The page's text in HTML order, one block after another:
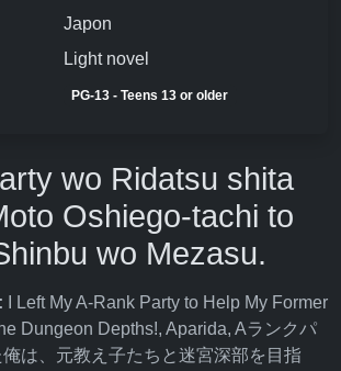
Japon
Light novel
PG-13 - Teens 13 or older
wo Ridatsu shita
Oshiego-tachi to
wo Mezasu.
I Left My A-Rank Party to Help My Former
Dungeon Depths!, Aparida, Aランクパ
は、元教え子たちと迷宮深部を目指